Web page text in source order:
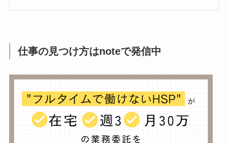
仕事の見つけ方はnoteで発信中